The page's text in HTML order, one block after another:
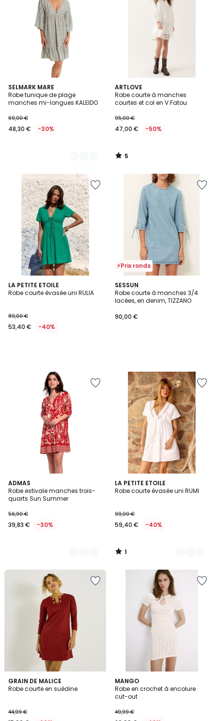
SELMARK MARE
Robe tunique de plage
manches mi-longues KALEIDO
69,00 €
48,30 € -30%
2
Couleurs
ARTLOVE
Robe courte à manches
courtes et col en V Fatou
95,00 €
47,00 € -50%
5
/
5
5
/
LA PETITE ETOILE
Robe courte évasée uni RULIA
89,00 €
53,40 € -40%
⚡Prix ronds
SESSUN
Robe courte à manches 3/4
lacées, en denim, TIZZANO
90,00 €
ADMAS
Robe estivale manches trois-
quarts Sun Summer
56,90 €
39,83 € -30%
2
Couleurs
LA PETITE ETOILE
Robe courte évasée uni RUMI
99,00 €
59,40 € -40%
1
/
2
Couleurs
1
/
GRAIN DE MALICE
Robe courte en suédine
44,99 €
MANGO
Robe en crochet à encolure
cut-out
49,99 €